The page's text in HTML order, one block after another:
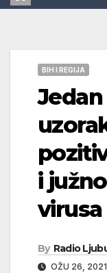
BIH I REGIJA
i
virusa
By Radio
OŽU 26, 2021